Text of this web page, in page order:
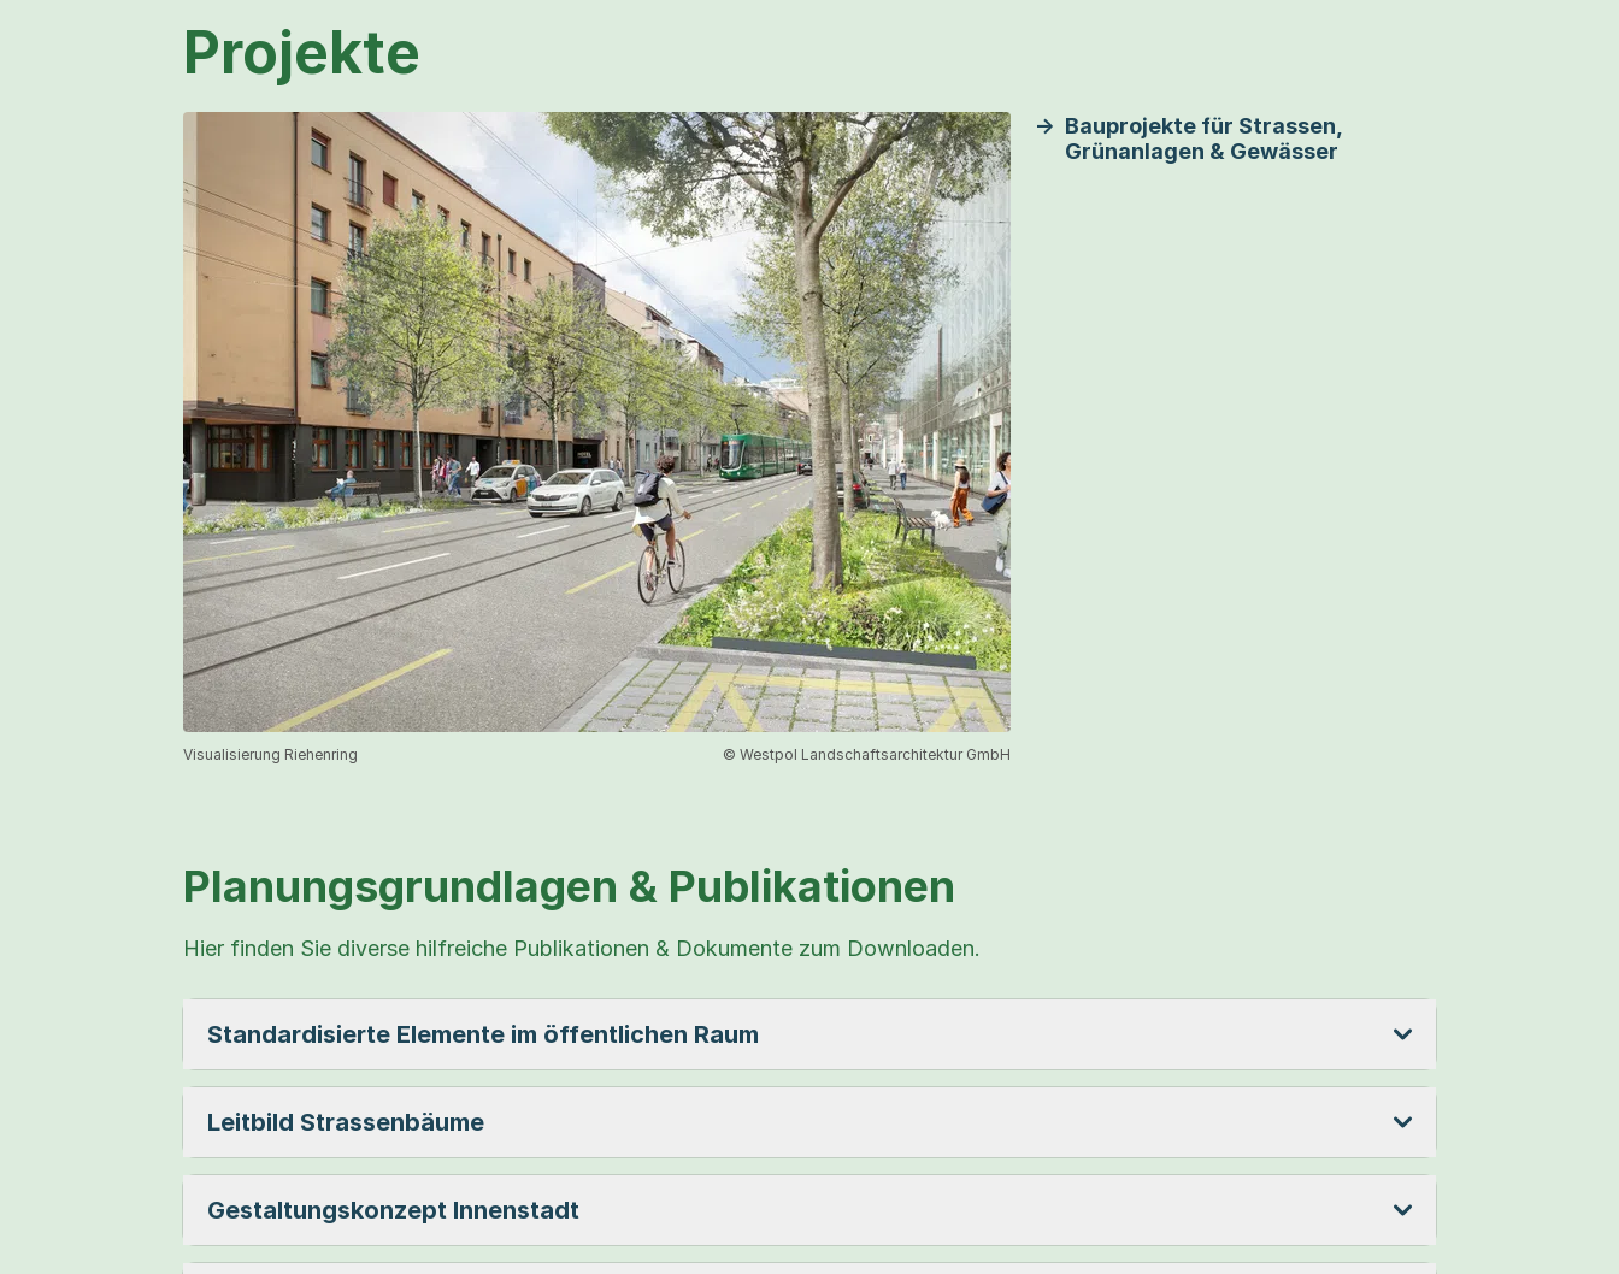
Projekte
Visualisierung Riehenring © Westpol Landschaftsarchitektur GmbH
Bauprojekte für Strassen,
Grünanlagen & Gewässer
Planungsgrundlagen & Publikationen
Hier finden Sie diverse hilfreiche Publikationen & Dokumente zum Downloaden.
Standardisierte Elemente im öffentlichen Raum
Leitbild Strassenbäume
Gestaltungskonzept Innenstadt